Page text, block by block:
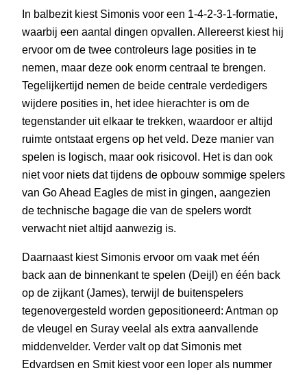
In balbezit kiest Simonis voor een 1-4-2-3-1-formatie,
waarbij een aantal dingen opvallen. Allereerst kiest hij
ervoor om de twee controleurs lage posities in te
nemen, maar deze ook enorm centraal te brengen.
Tegelijkertijd nemen de beide centrale verdedigers
wijdere posities in, het idee hierachter is om de
tegenstander uit elkaar te trekken, waardoor er altijd
ruimte ontstaat ergens op het veld. Deze manier van
spelen is logisch, maar ook risicovol. Het is dan ook
niet voor niets dat tijdens de opbouw sommige spelers
van Go Ahead Eagles de mist in gingen, aangezien
de technische bagage die van de spelers wordt
verwacht niet altijd aanwezig is.
Daarnaast kiest Simonis ervoor om vaak met één
back aan de binnenkant te spelen (Deijl) en één back
op de zijkant (James), terwijl de buitenspelers
tegenovergesteld worden gepositioneerd: Antman op
de vleugel en Suray veelal als extra aanvallende
middenvelder. Verder valt op dat Simonis met
Edvardsen en Smit kiest voor een loper als nummer